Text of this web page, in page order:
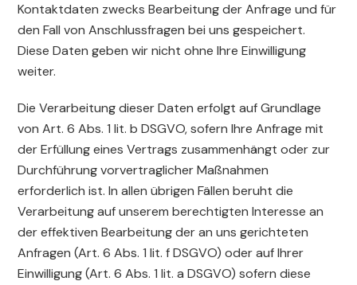
Kontaktdaten zwecks Bearbeitung der Anfrage und für
den Fall von Anschlussfragen bei uns gespeichert.
Diese Daten geben wir nicht ohne Ihre Einwilligung
weiter.
Die Verarbeitung dieser Daten erfolgt auf Grundlage
von Art. 6 Abs. 1 lit. b DSGVO, sofern Ihre Anfrage mit
der Erfüllung eines Vertrags zusammenhängt oder zur
Durchführung vorvertraglicher Maßnahmen
erforderlich ist. In allen übrigen Fällen beruht die
Verarbeitung auf unserem berechtigten Interesse an
der effektiven Bearbeitung der an uns gerichteten
Anfragen (Art. 6 Abs. 1 lit. f DSGVO) oder auf Ihrer
Einwilligung (Art. 6 Abs. 1 lit. a DSGVO) sofern diese